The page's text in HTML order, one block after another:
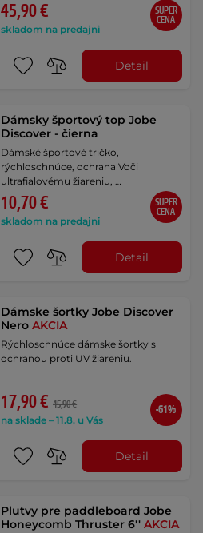
45,90 €
skladom na predajni
SUPER
CENA
Detail
Dámsky športový top Jobe
Discover - čierna
Dámské športové tričko,
rýchloschnúce, ochrana Voči
ultrafialovému žiareniu, …
10,70 €
skladom na predajni
SUPER
CENA
Detail
Dámske šortky Jobe Discover
NeroAKCIA
Rýchloschnúce dámske šortky s
ochranou proti UV žiareniu.
17,90 € 45,90 €
na sklade – 11.8. u Vás
-61%
Detail
Plutvy pre paddleboard Jobe
Honeycomb Thruster 6''AKCIA